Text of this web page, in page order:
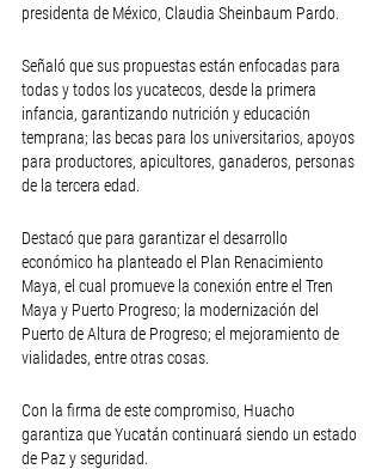
presidenta de México, Claudia Sheinbaum Pardo.
Señaló que sus propuestas están enfocadas para
todas y todos los yucatecos, desde la primera
infancia, garantizando nutrición y educación
temprana; las becas para los universitarios, apoyos
para productores, apicultores, ganaderos, personas
de la tercera edad.
Destacó que para garantizar el desarrollo
económico ha planteado el Plan Renacimiento
Maya, el cual promueve la conexión entre el Tren
Maya y Puerto Progreso; la modernización del
Puerto de Altura de Progreso; el mejoramiento de
vialidades, entre otras cosas.
Con la firma de este compromiso, Huacho
garantiza que Yucatán continuará siendo un estado
de Paz y seguridad.